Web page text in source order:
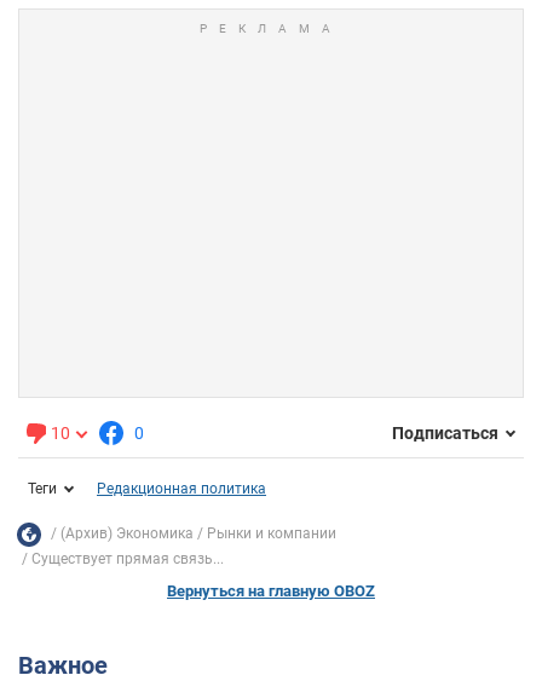
10 0 Подписаться
Теги Редакционная политика
(Архив) Экономика
Рынки и компании
Существует прямая связь...
Вернуться на главную OBOZ
Важное